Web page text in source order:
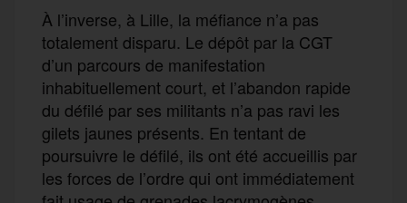
À l’inverse, à Lille, la méfiance n’a pas
totalement disparu. Le dépôt par la CGT
d’un parcours de manifestation
inhabituellement court, et l’abandon rapide
du défilé par ses militants n’a pas ravi les
gilets jaunes présents. En tentant de
poursuivre le défilé, ils ont été accueillis par
les forces de l’ordre qui ont immédiatement